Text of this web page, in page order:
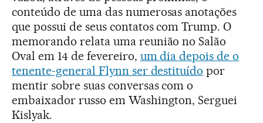
conteúdo de uma das numerosas anotações
que possui de seus contatos com Trump. O
memorando relata uma reunião no Salão
Oval em 14 de fevereiro, um dia depois de o
tenente-general Flynn ser destituído por
mentir sobre suas conversas com o
embaixador russo em Washington, Serguei
Kislyak.